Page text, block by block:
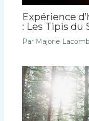
Expérience
: Les Tipis du
Par Majorie